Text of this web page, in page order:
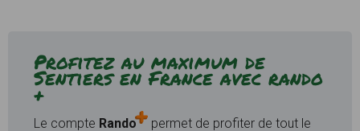
Profitez au maximum de
Sentiers en France avec rando
+
Le compte Rando
permet de profiter de tout le